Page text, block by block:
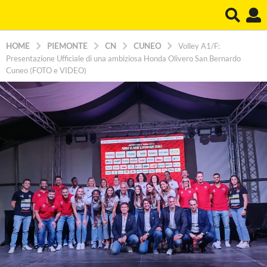
HOME PIEMONTE CN CUNEO
Volley A1/F:
Presentazione Ufficiale di una ambiziosa Honda Olivero San Bernardo
Cuneo (FOTO e VIDEO)